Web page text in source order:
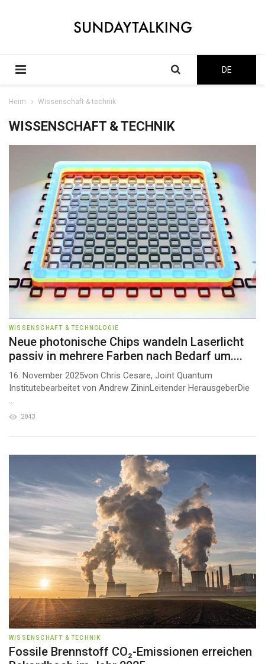
DE
Heim Wissenschaft & technik
WISSENSCHAFT & TECHNIK
WISSENSCHAFT & TECHNOLOGIE
Neue photonische Chips wandeln Laserlicht
passiv in mehrere Farben nach Bedarf um....
16. November 2025von Chris Cesare, Joint Quantum
Institutebearbeitet von Andrew ZininLeitender HerausgeberDie
...
2843
WISSENSCHAFT & TECHNIK
Fossile Brennstoff CO₂-Emissionen erreichen